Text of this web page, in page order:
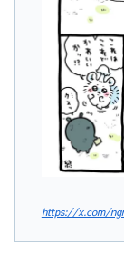
https://x.com/